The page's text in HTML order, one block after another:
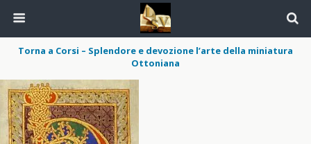
Torna a Corsi – Splendore e devozione l’arte della miniatura
Ottoniana